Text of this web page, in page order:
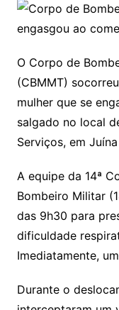
O Corpo de
(CBMMT)
mulher que se
salgado no local
Serviços, em
A equipe da 14ª
Bombeiro Militar
das 9h30 para
dificuldade
Imediatamente,
Durante o